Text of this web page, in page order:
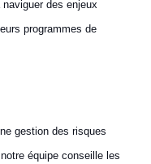
des enjeux
programmes de
gestion des risques
équipe conseille les